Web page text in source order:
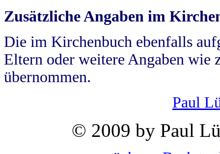
Zusätzliche Angaben im
Die im Kirchenbuch ebenfalls
Eltern oder weitere Angaben wie
übernommen.
Paul
© 2009 by Paul